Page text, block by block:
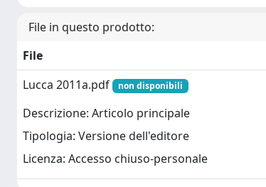
File in questo prodotto:
File
Lucca 2011a.pdf
non disponibili
Descrizione: Articolo principale
Tipologia: Versione dell'editore
Licenza: Accesso chiuso-personale